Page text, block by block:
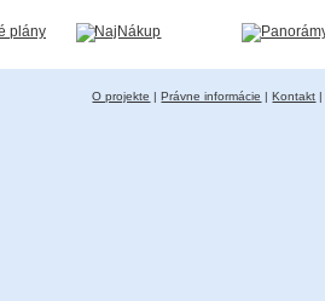
O projekte |Právne informácie |Kontakt